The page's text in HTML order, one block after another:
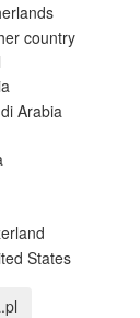
country
Arabia
States